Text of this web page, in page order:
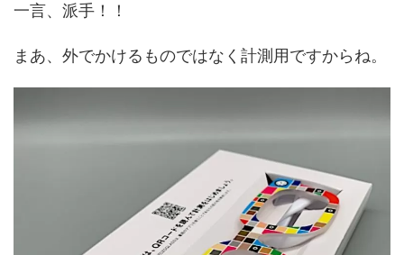
一言、派手！！
まあ、外でかけるものではなく計測用ですからね。